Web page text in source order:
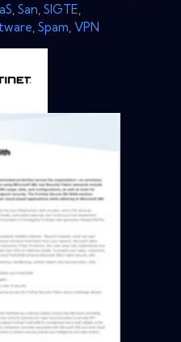
San SIGTE
Spam VPN